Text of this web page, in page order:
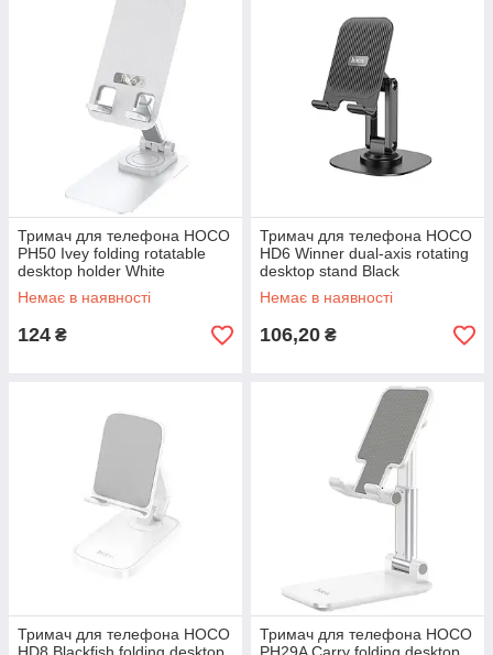
Тримач для телефона HOCO
PH50 Ivey folding rotatable
desktop holder White
Немає в наявності
124 ₴
Тримач для телефона HOCO
HD6 Winner dual-axis rotating
desktop stand Black
Немає в наявності
106,20 ₴
Тримач для телефона HOCO
Тримач для телефона HOCO